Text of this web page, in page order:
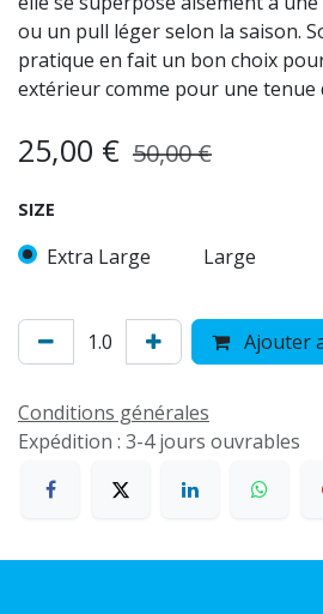
ou un pull léger selon la saison.
pratique en fait un bon choix
extérieur comme pour une tenue
25,00 € 50,00€
SIZE
Extra Large Large
Ajouter
Conditions générales
Expédition : 3-4 jours ouvrables